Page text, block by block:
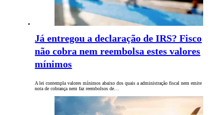
Já entregou a declaração de IRS? Fisco
não cobra nem reembolsa estes valores
mínimos
A lei contempla valores mínimos abaixo dos quais a administração fiscal nem emite
nota de cobrança nem faz reembolsos de…